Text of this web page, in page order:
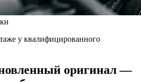
у квалифицированного
оригинал —